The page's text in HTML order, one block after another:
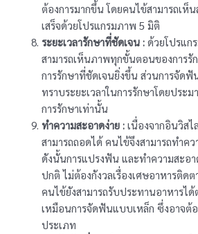
ต้องการมากขึ้น โดยคนไข้สามารถเ
เสร็จด้วยโปรแกรมภาพ 5 มิติ
ระยะเวลารักษาที่ชัดเจน : ด้วยโปรแก
สามารถเห็นภาพทุกขั้นตอนของการรั
การรักษาที่ชัดเจนยิ่งขึ้น ส่วนการจัด
ทราบระยะเวลาในการรักษาโดยประ
การรักษาเท่านั้น
ทำความสะอาดง่าย : เนื่องจากอินวิส
สามารถถอดได้ คนไข้จึงสามารถทำค
ดังนั้นการแปรงฟัน และทำความสะอ
ปกติ ไม่ต้องกังวลเรื่องเศษอาหารติด
คนไข้ยังสามารถรับประทานอาหารไ
เหมือนการจัดฟันแบบเหล็ก ซึ่งอาจต้อ
ประเภท